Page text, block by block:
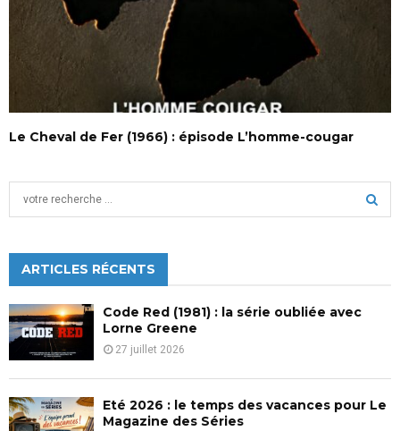
Le Cheval de Fer (1966) : épisode L’homme-cougar
h
f
o
r
:
C
H
ARTICLES RÉCENTS
Code Red (1981) : la série oubliée avec
Lorne Greene
27 juillet 2026
Eté 2026 : le temps des vacances pour Le
Magazine des Séries